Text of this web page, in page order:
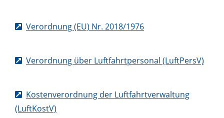
Verordnung (EU) Nr. 2018/1976
Verordnung über Luftfahrtpersonal (LuftPersV)
Kostenverordnung der Luftfahrtverwaltung
(LuftKostV)